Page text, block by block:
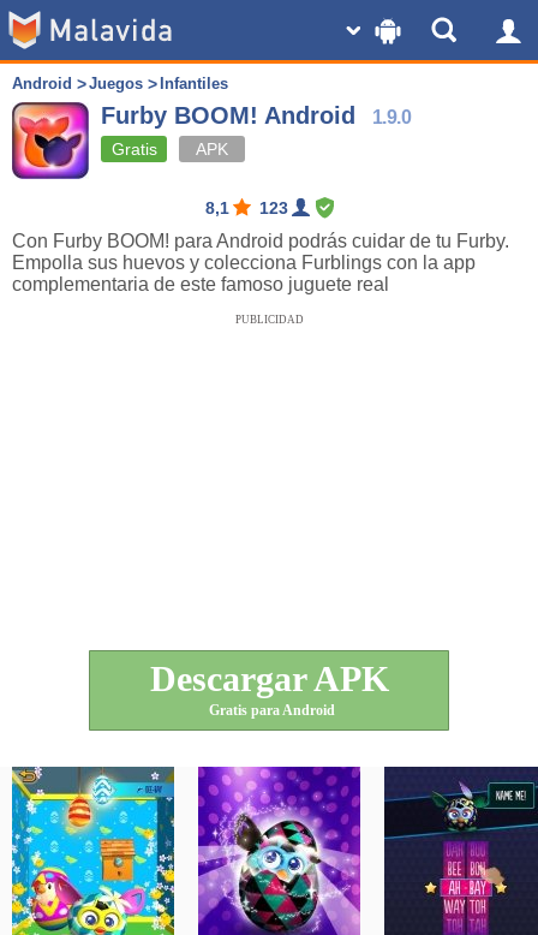
Android Juegos Infantiles
Furby BOOM! Android 1.9.0
Gratis APK
8,1 123
Con Furby BOOM! para Android podrás cuidar de tu Furby.
Empolla sus huevos y colecciona Furblings con la app
complementaria de este famoso juguete real
PUBLICIDAD
Descargar APK
Gratis para Android